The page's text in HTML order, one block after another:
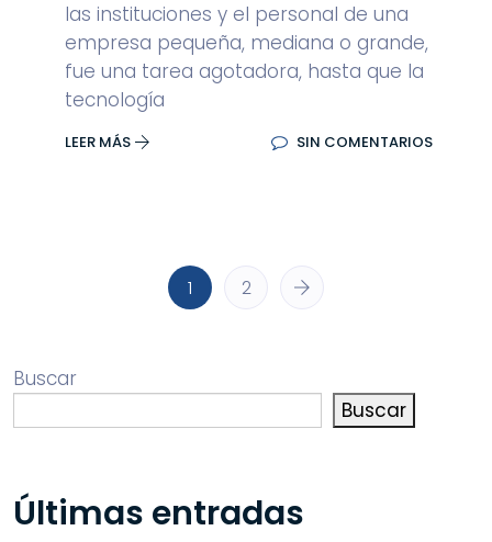
las instituciones y el personal de una
empresa pequeña, mediana o grande,
fue una tarea agotadora, hasta que la
tecnología
LEER MÁS SIN COMENTARIOS
1 2
Buscar
Buscar
Últimas entradas